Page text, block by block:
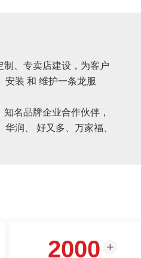
、专卖店建设，为客户
安装 和 维护一条龙服
名品牌企业合作伙伴，
润、 好又多、万家福、
2000